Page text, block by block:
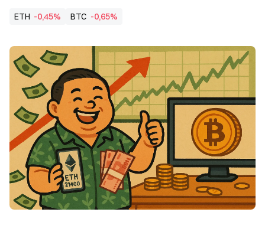
ETH -0,45% BTC -0,65%